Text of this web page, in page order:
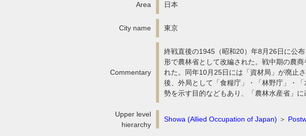
Area 日本
City name 東京
Commentary
終戦直後の1945（昭和20）年8月26日に公
形で農林省として改編された。戦中期の農
れた。同年10月25日には「資材局」が廃止
後、外局として「食糧庁」・「林野庁」・
勢を示す目的などもあり、「農林水産省」に
Upper level
hierarchy
Showa (Allied Occupation of Japan) ＞